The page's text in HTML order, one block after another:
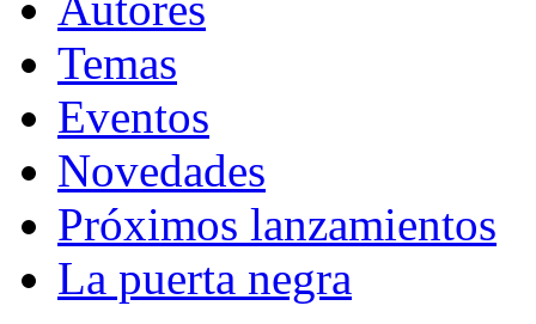
Temas
Eventos
Novedades
Próximos lanzamientos
La puerta negra